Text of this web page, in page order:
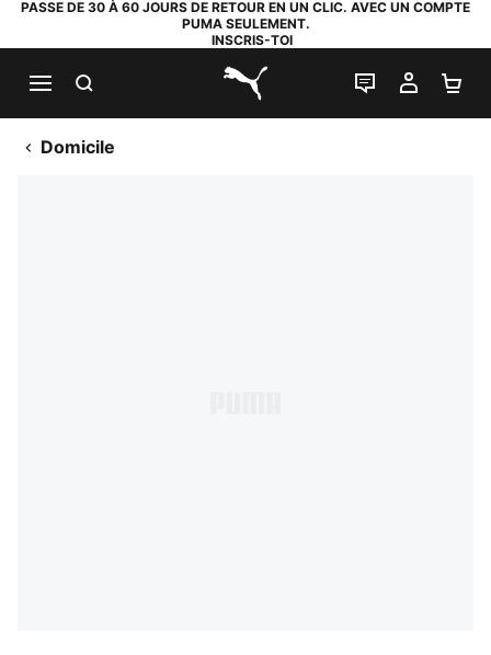
PASSE DE 30 À 60 JOURS DE RETOUR EN UN CLIC. AVEC UN COMPTE
PUMA SEULEMENT.
INSCRIS-TOI
PUMA.com
LIVE CHAT
MON
Domicile